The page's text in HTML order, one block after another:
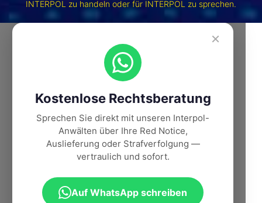
INTERPOL zu handeln oder für INTERPOL zu sprechen.
×
Kostenlose Rechtsberatung
Sprechen Sie direkt mit unseren Interpol-
Anwälten über Ihre Red Notice,
Auslieferung oder Strafverfolgung —
vertraulich und sofort.
Auf WhatsApp schreiben